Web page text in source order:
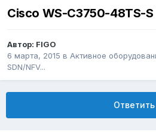
Cisco WS-C3750-48TS-
Автор: FIGO
6 марта, 2015 в Активное
SDN/NFV...
Ответить